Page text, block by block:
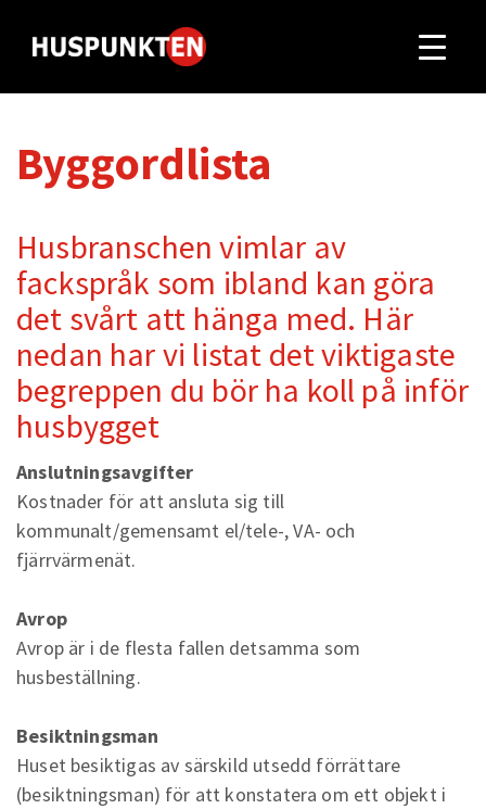
Byggordlista
Husbranschen vimlar av
fackspråk som ibland kan göra
det svårt att hänga med. Här
nedan har vi listat det viktigaste
begreppen du bör ha koll på inför
husbygget
Anslutningsavgifter
Kostnader för att ansluta sig till
kommunalt/gemensamt el/tele-, VA- och
fjärrvärmenät.
Avrop
Avrop är i de flesta fallen detsamma som
husbeställning.
Besiktningsman
Huset besiktigas av särskild utsedd förrättare
(besiktningsman) för att konstatera om ett objekt i